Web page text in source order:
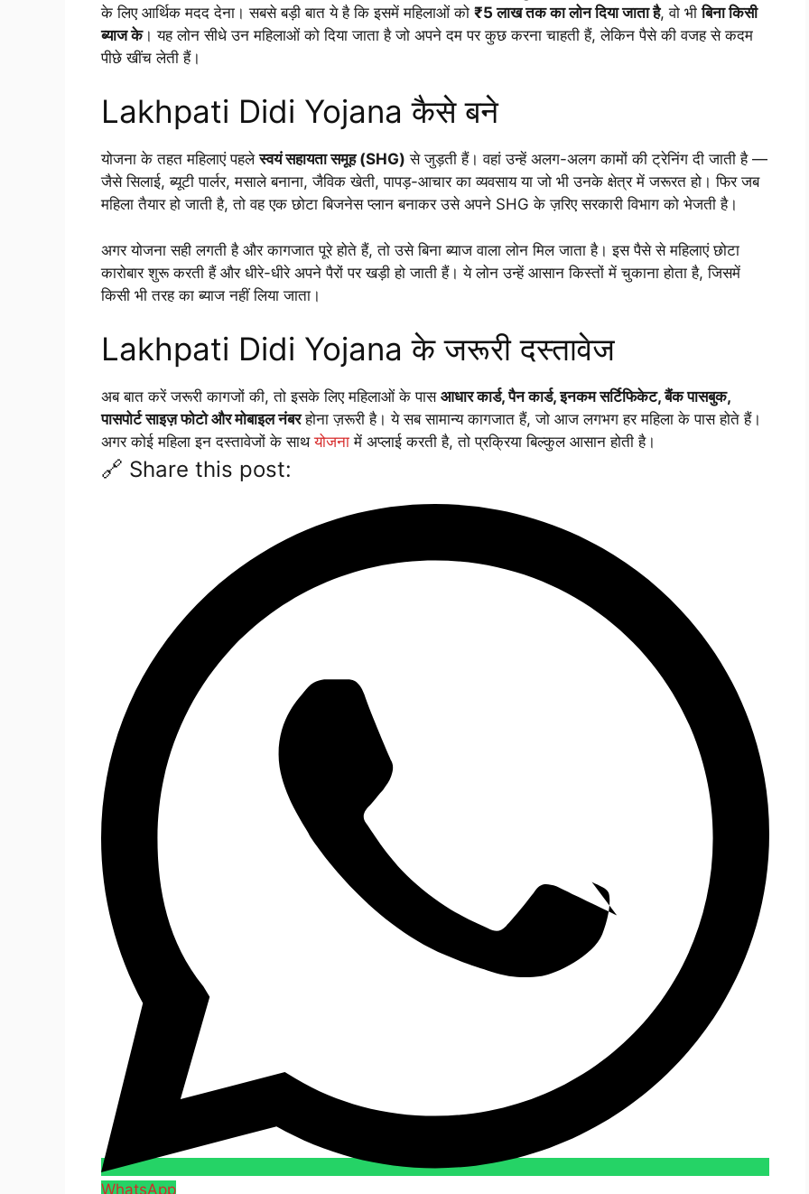
के लिए आर्थिक मदद देना। सबसे बड़ी बात ये है कि इसमें महिलाओं को ₹5 लाख तक का लोन दिया जाता है, वो भीबिना किसी
ब्याज के। यह लोन सीधे उन महिलाओं को दिया जाता है जो अपने दम पर कुछ करना चाहती हैं, लेकिन पैसे की वजह से कदम
पीछे खींच लेती हैं।
Lakhpati Didi Yojana कैसे बने
योजना के तहत महिलाएं पहलेस्वयं सहायता समूह (SHG) से जुड़ती हैं। वहां उन्हें अलग-अलग कामों की ट्रेनिंग दी जाती है —
जैसे सिलाई, ब्यूटी पार्लर, मसाले बनाना, जैविक खेती, पापड़-आचार का व्यवसाय या जो भी उनके क्षेत्र में जरूरत हो। फिर जब
महिला तैयार हो जाती है, तो वह एक छोटा बिजनेस प्लान बनाकर उसे अपने SHG के ज़रिए सरकारी विभाग को भेजती है।
अगर योजना सही लगती है और कागजात पूरे होते हैं, तो उसे बिना ब्याज वाला लोन मिल जाता है। इस पैसे से महिलाएं छोटा
कारोबार शुरू करती हैं और धीरे-धीरे अपने पैरों पर खड़ी हो जाती हैं। ये लोन उन्हें आसान किस्तों में चुकाना होता है, जिसमें
किसी भी तरह का ब्याज नहीं लिया जाता।
Lakhpati Didi Yojana के जरूरी दस्तावेज
अब बात करें जरूरी कागजों की, तो इसके लिए महिलाओं के पास आधार कार्ड, पैन कार्ड, इनकम सर्टिफिकेट, बैंक पासबुक,
पासपोर्ट साइज़ फोटो और मोबाइल नंबरहोना ज़रूरी है। ये सब सामान्य कागजात हैं, जो आज लगभग हर महिला के पास होते हैं।
अगर कोई महिला इन दस्तावेजों के साथयोजनामें अप्लाई करती है, तो प्रक्रिया बिल्कुल आसान होती है।
🔗 Share this post:
WhatsApp